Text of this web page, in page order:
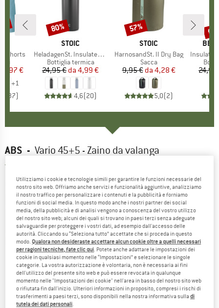
Shorts
prodotti
ridotto
€
+1
37)
MARCHIO
STOIC
Articolo
HeladagenSt. Insulated Stainless Steel Bottle 500
Gruppo di prodotti
Bottiglia termica
Prezzo
24,95 € Prezzo ridotto
da 4,99 €
4,6(20)
Sconto
80%
MARCHIO
STOIC
Articolo
HarnosandSt. II Dry Bag
Gruppo di prodotti
Sacca
Prezzo
9,95 € Prezzo ridotto
da 4,28 €
5,0(2)
Sconto
57%
Articolo
Insulated
24,95
ABS - Vario 45+5 - Zaino da valanga
Utilizziamo i cookie e tecnologie simili per garantire le funzioni necessarie del
nostro sito web. Offriamo anche servizi e funzionalità aggiuntive, analizziamo
il nostro traffico per personalizzare i contenuti e la pubblicità e forniamo
funzioni di social media. In questo modo anche i nostri partner dei social
media, della pubblicità e di analisi vengono a conoscenza del vostro utilizzo
del nostro sito web; alcuni dei quali si trovano in paesi terzi senza adeguate
salvaguardie per proteggere i vostri dati, ad esempio dall'accesso delle
autorità. Cliccando su “Seleziona tutto” accettate che si proceda in questo
modo. Qualora non desideraste accettare alcun cookie oltre a quelli necessari
per ragioni tecniche, fate clic qui . Potete anche adattare le impostazioni dei
cookie in qualsiasi momento nelle “Impostazioni” e selezionare le singole
categorie. La vostra autorizzazione è volontaria, non è necessaria ai fini
dell'utilizzo del presente sito web e può essere revocata in qualunque
momento nelle "Impostazioni dei cookie" nell'area in basso del nostro sito web
o rifiutata fin dall'inizio. Ulteriori informazioni in proposito, compresi i rischi di
trasferimenti a paesi terzi, sono disponibili nella nostra informativa sulladi
tutela dei dati personali